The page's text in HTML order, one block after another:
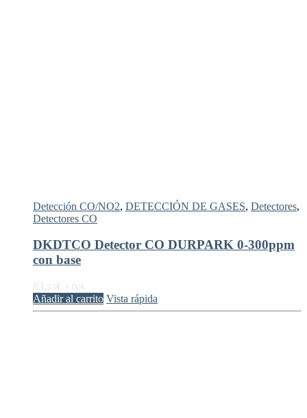
Detección CO/NO2, DETECCIÓN DE GASES, Detectores,
Detectores CO
DKDTCO Detector CO DURPARK 0-300ppm
con base
83,33€ + IVA
Añadir al carrito Vista rápida